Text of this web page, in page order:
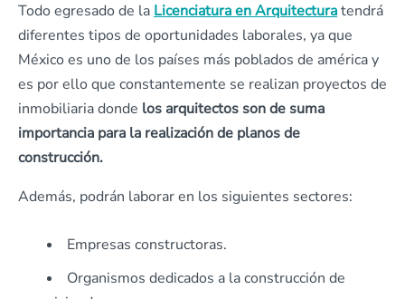
Todo egresado de la Licenciatura en Arquitecturatendrá
diferentes tipos de oportunidades laborales, ya que
México es uno de los países más poblados de américa y
es por ello que constantemente se realizan proyectos de
inmobiliaria donde los arquitectos son de suma
importancia para la realización de planos de
construcción.
Además, podrán laborar en los siguientes sectores:
Empresas constructoras.
Organismos dedicados a la construcción de